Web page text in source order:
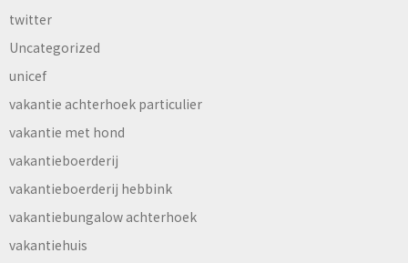
twitter
Uncategorized
unicef
vakantie achterhoek particulier
vakantie met hond
vakantieboerderij
vakantieboerderij hebbink
vakantiebungalow achterhoek
vakantiehuis